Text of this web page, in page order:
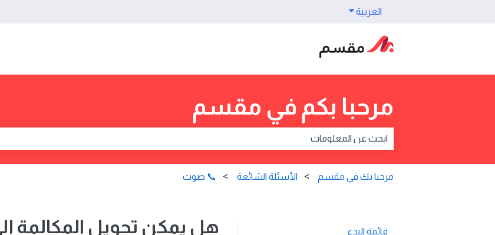
العربيةShow submenu for translations
مرحبا بكم في مقسم
مرحبا بك في مقسم الأسئلة الشائعة 📞 صوت
هل يمكن تحويل المكالمة
قائمة البدء